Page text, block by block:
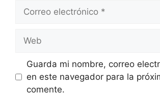
Correo
Web
Guarda mi nombre, correo
en este navegador para la
comente.